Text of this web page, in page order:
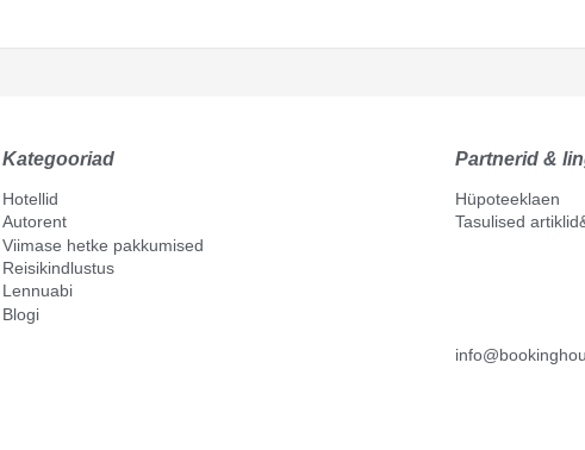
Kategooriad
Hotellid
Autorent
Viimase hetke pakkumised
Reisikindlustus
Lennuabi
Blogi
Partnerid &
Hüpoteeklaen
Tasulised